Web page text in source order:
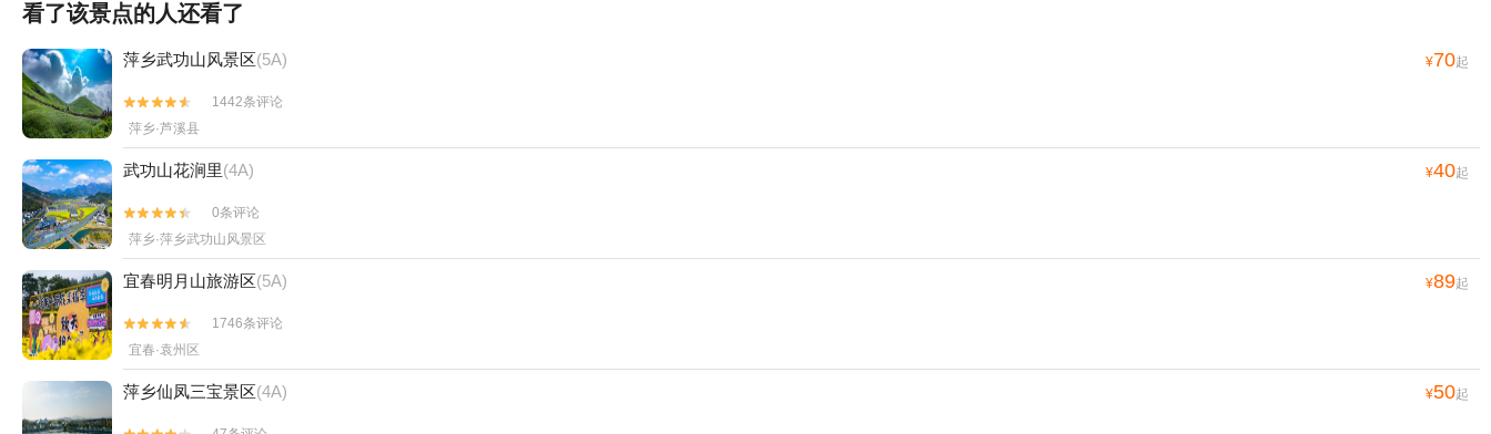
看了该景点的人还看了
萍乡武功山风景区(5A) ¥70起


1442条评论
萍乡·芦溪县
武功山花涧里(4A) ¥40起


0条评论
萍乡·萍乡武功山风景区
宜春明月山旅游区(5A) ¥89起


1746条评论
宜春·袁州区
萍乡仙凤三宝景区(4A) ¥50起